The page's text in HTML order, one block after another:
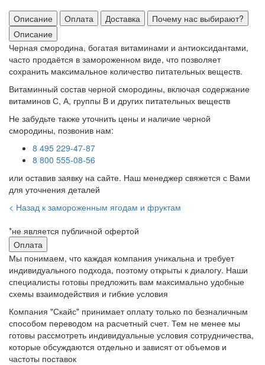
Описание Оплата Доставка
Почему нас выбирают?
Описание
Черная смородина, богатая витаминами и антиоксидантами,
часто продаётся в замороженном виде, что позволяет
сохранить максимальное количество питательных веществ.
Витаминный состав черной смородины, включая содержание
витаминов С, А, группы В и других питательных веществ
Не забудьте также уточнить цены и наличие черной
смородины, позвонив нам:
8 495 229-47-87
8 800 555-08-56
или оставив заявку на сайте. Наш менеджер свяжется с Вами
для уточнения деталей
< Назад к замороженным ягодам и фруктам
*не является публичной офертой
Оплата
Мы понимаем, что каждая компания уникальна и требует
индивидуального подхода, поэтому открыты к диалогу. Наши
специалисты готовы предложить вам максимально удобные
схемы взаимодействия и гибкие условия
Компания "Скайс" принимает оплату только по безналичным
способом переводом на расчетный счет. Тем не менее мы
готовы рассмотреть индивидуальные условия сотрудничества,
которые обсуждаются отдельно и зависят от объемов и
частоты поставок